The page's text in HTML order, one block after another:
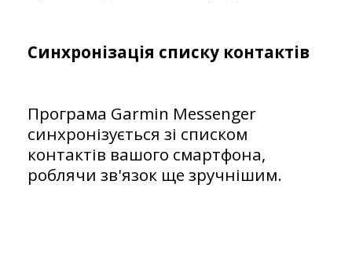
Синхронізація списку контактів
Програма Garmin Messenger
синхронізується зі списком
контактів вашого смартфона,
роблячи зв'язок ще зручнішим.